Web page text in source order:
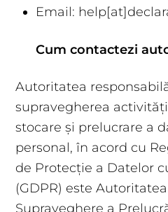
Email:
Cum contactezi
Autoritatea
supravegherea
stocare și prelucrare a
personal, în acord cu
de Protecție a Datelor
(GDPR) este
Supraveghere a